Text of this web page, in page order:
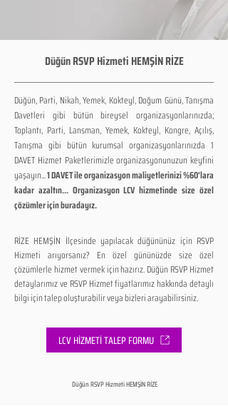
Düğün RSVP Hizmeti HEMŞİN RİZE
Düğün, Parti, Nikah, Yemek, Kokteyl, Doğum Günü, Tanışma
Davetleri gibi bütün bireysel organizasyonlarınızda;
Toplantı, Parti, Lansman, Yemek, Kokteyl, Kongre, Açılış,
Tanışma gibi bütün kurumsal organizasyonlarınızda 1
DAVET Hizmet Paketlerimizle organizasyonunuzun keyfini
yaşayın...1 DAVET ile organizasyon maliyetlerinizi %60'lara
kadar azaltın... Organizasyon LCV hizmetinde size özel
çözümler için buradayız.
RİZE HEMŞİN İlçesinde yapılacak düğününüz için RSVP
Hizmeti arıyorsanız? En özel gününüzde size özel
çözümlerle hizmet vermek için hazırız. Düğün RSVP Hizmet
detaylarımız ve RSVP Hizmet fiyatlarımız hakkında detaylı
bilgi için talep oluşturabilir veya bizleri arayabilirsiniz.
LCV HİZMETİ TALEP FORMU
Düğün RSVP Hizmeti HEMŞİN RİZE